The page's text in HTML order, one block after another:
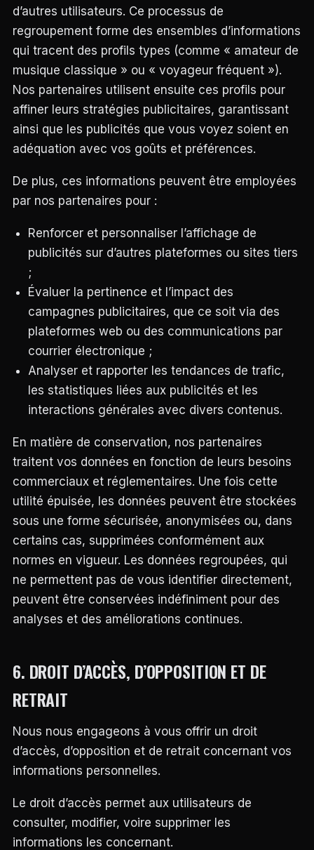
d’autres utilisateurs. Ce processus de
regroupement forme des ensembles d’informations
qui tracent des profils types (comme « amateur de
musique classique » ou « voyageur fréquent »).
Nos partenaires utilisent ensuite ces profils pour
affiner leurs stratégies publicitaires, garantissant
ainsi que les publicités que vous voyez soient en
adéquation avec vos goûts et préférences.
De plus, ces informations peuvent être employées
par nos partenaires pour :
Renforcer et personnaliser l’affichage de
publicités sur d’autres plateformes ou sites tiers
;
Évaluer la pertinence et l’impact des
campagnes publicitaires, que ce soit via des
plateformes web ou des communications par
courrier électronique ;
Analyser et rapporter les tendances de trafic,
les statistiques liées aux publicités et les
interactions générales avec divers contenus.
En matière de conservation, nos partenaires
traitent vos données en fonction de leurs besoins
commerciaux et réglementaires. Une fois cette
utilité épuisée, les données peuvent être stockées
sous une forme sécurisée, anonymisées ou, dans
certains cas, supprimées conformément aux
normes en vigueur. Les données regroupées, qui
ne permettent pas de vous identifier directement,
peuvent être conservées indéfiniment pour des
analyses et des améliorations continues.
6. DROIT D’ACCÈS, D’OPPOSITION ET DE
RETRAIT
Nous nous engageons à vous offrir un droit
d’accès, d’opposition et de retrait concernant vos
informations personnelles.
Le droit d’accès permet aux utilisateurs de
consulter, modifier, voire supprimer les
informations les concernant.